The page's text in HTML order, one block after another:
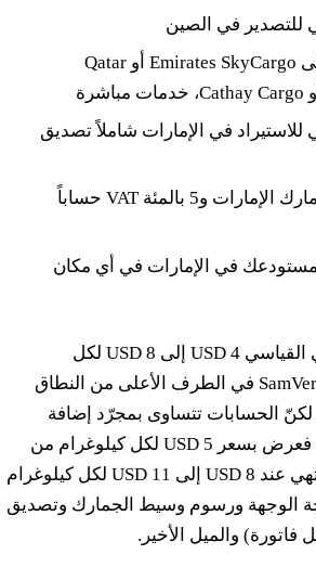
للتصدير في الصين
الشحن الجوي على Emirates SkyCargo أو Qatar
للاستيراد في الإمارات شاملاً تصديق
5 بالمئة رسوم جمارك الإمارات و5 بالمئة VAT حساباً
مستودعك في الإمارات في أي مكان
مقارنةً بالنطاق السوقي القياسي 4 USD إلى 8 USD لكل
كيلوغرام، يقع سعر SamVertex في الطرف الأعلى من النطاق
لكنّ الحسابات تتساوى بمجرّد إضافة
تكاليف جانب الإمارات: فعرض بسعر 5 USD لكل كيلوغرام من
جانب الصين عادةً ما ينتهي عند 8 USD إلى 11 USD لكل كيلوغرام
الوجهة ورسوم وسيط الجمارك وتصديق